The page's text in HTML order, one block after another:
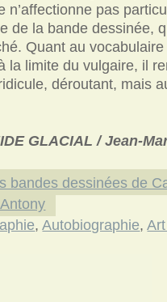
n’affectionne pas
de la bande dessinée,
Quant au
la limite du vulgaire, il
déroutant, mais
GLACIAL / Jean-
bandes dessinées de
,Autobiographie,